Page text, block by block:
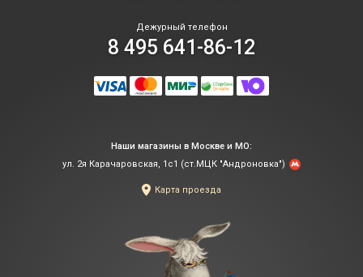
Дежурный телефон
8 495 641-86-12
Наши магазины в Москве и МО:
ул. 2я Карачаровская, 1с1 (ст.МЦК "Андроновка")
Карта проезда